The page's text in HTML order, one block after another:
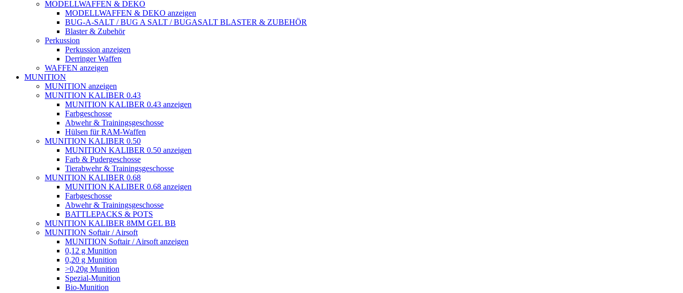
MODELLWAFFEN & DEKO
MODELLWAFFEN & DEKO anzeigen
BUG-A-SALT / BUG A SALT / BUGASALT BLASTER & ZUBEHÖR
Blaster & Zubehör
Perkussion
Perkussion anzeigen
Derringer Waffen
WAFFEN anzeigen
MUNITION
MUNITION anzeigen
MUNITION KALIBER 0.43
MUNITION KALIBER 0.43 anzeigen
Farbgeschosse
Abwehr & Trainingsgeschosse
Hülsen für RAM-Waffen
MUNITION KALIBER 0.50
MUNITION KALIBER 0.50 anzeigen
Farb & Pudergeschosse
Tierabwehr & Trainingsgeschosse
MUNITION KALIBER 0.68
MUNITION KALIBER 0.68 anzeigen
Farbgeschosse
Abwehr & Trainingsgeschosse
BATTLEPACKS & POTS
MUNITION KALIBER 8MM GEL BB
MUNITION Softair / Airsoft
MUNITION Softair / Airsoft anzeigen
0,12 g Munition
0,20 g Munition
>0,20g Munition
Spezial-Munition
Bio-Munition